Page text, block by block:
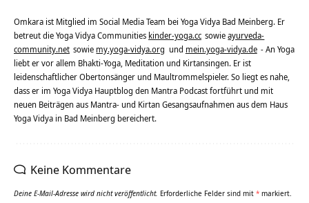
Omkara ist Mitglied im Social Media Team bei Yoga Vidya Bad Meinberg. Er
betreut die Yoga Vidya Communities kinder-yoga.cc sowieayurveda-
community.net sowie my.yoga-vidya.org und mein.yoga-vidya.de - An Yoga
liebt er vor allem Bhakti-Yoga, Meditation und Kirtansingen. Er ist
leidenschaftlicher Obertonsänger und Maultrommelspieler. So liegt es nahe,
dass er im Yoga Vidya Hauptblog den Mantra Podcast fortführt und mit
neuen Beiträgen aus Mantra- und Kirtan Gesangsaufnahmen aus dem Haus
Yoga Vidya in Bad Meinberg bereichert.
Keine Kommentare
Deine E-Mail-Adresse wird nicht veröffentlicht. Erforderliche Felder sind mit * markiert.